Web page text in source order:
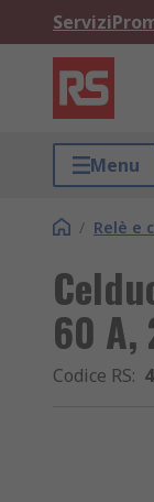
Servizi
Menu
/ Relè e
60 A,
Codice RS: